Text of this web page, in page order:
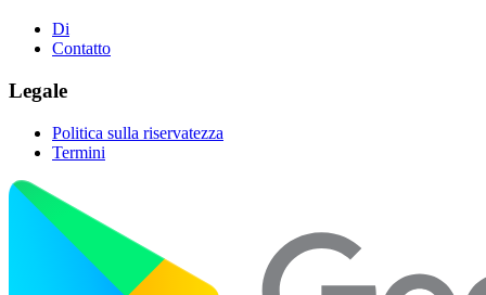
Di
Contatto
Legale
Politica sulla riservatezza
Termini